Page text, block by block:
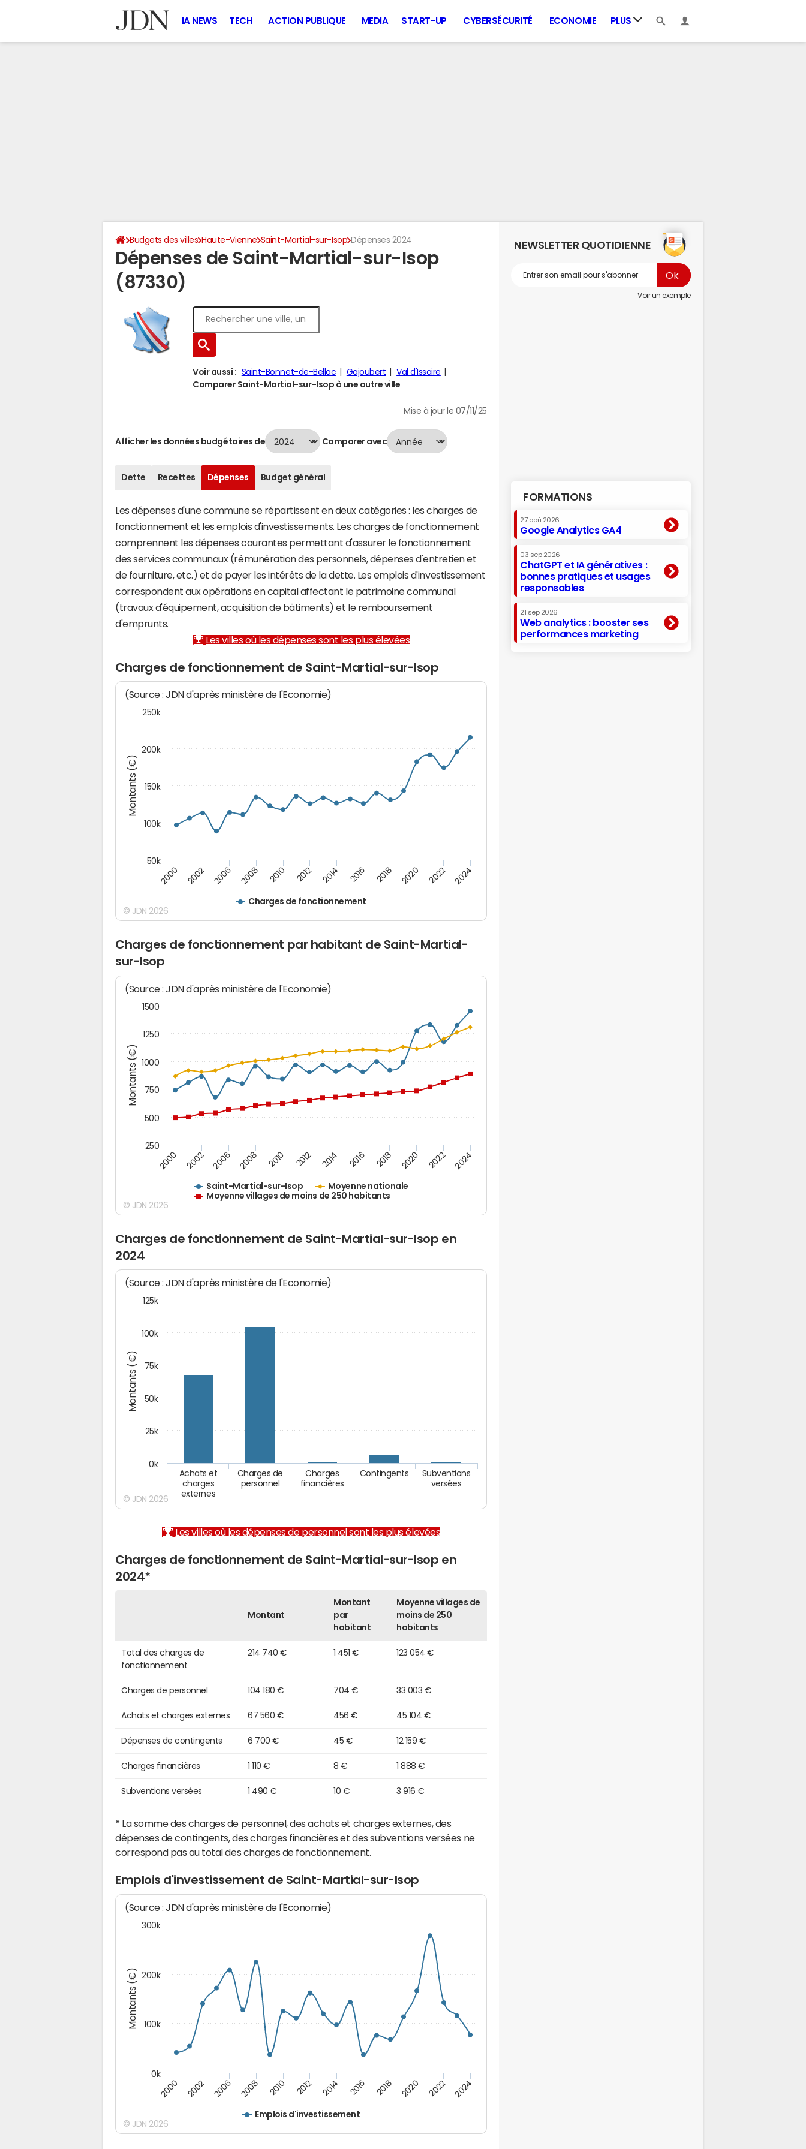
IA NEWS TECH ACTION PUBLIQUE MEDIA START-UP CYBERSÉCURITÉ ECONOMIE PLUS
Budgets des villes Haute-Vienne Saint-Martial-sur-Isop Dépenses 2024
Dépenses de Saint-Martial-sur-Isop
(87330)
Voir aussi : Saint-Bonnet-de-Bellac Gajoubert
Val d'Issoire
Comparer Saint-Martial-sur-Isop à une autre ville
Mise à jour le 07/11/25
Afficher les données budgétaires de Comparer avec
Dette Recettes Dépenses Budget général
Les dépenses d'une commune se répartissent en deux catégories : les charges de
fonctionnement et les emplois d'investissements. Les charges de fonctionnement
comprennent les dépenses courantes permettant d'assurer le fonctionnement
des services communaux (rémunération des personnels, dépenses d'entretien et
de fourniture, etc.) et de payer les intérêts de la dette. Les emplois d'investissement
correspondent aux opérations en capital affectant le patrimoine communal
(travaux d'équipement, acquisition de bâtiments) et le remboursement
d'emprunts.
Les villes où les dépenses sont les plus élevées
Charges de fonctionnement de Saint-Martial-sur-Isop
Montants (€)
(Source : JDN d'après ministère de l'Economie)
Charges de fonctionnement
2000 2002 2006 2008 2010 2012 2014 2016 2018 2020 2022 2024
100k
150k
200k
50k
250k
© JDN 2026
Charges de fonctionnement par habitant de Saint-Martial-
sur-Isop
Montants (€)
(Source : JDN d'après ministère de l'Economie)
Saint-Martial-sur-Isop
Moyenne nationale
Moyenne villages de moins de 250 habitants
2000 2002 2006 2008 2010 2012 2014 2016 2018 2020 2022 2024
250
500
750
1000
1250
1500
© JDN 2026
Charges de fonctionnement de Saint-Martial-sur-Isop en
2024
Montants (€)
(Source : JDN d'après ministère de l'Economie)
Achats et
charges
externes
Charges de
personnel
Charges
financières
Contingents
Subventions
versées
0k
25k
50k
75k
100k
125k
© JDN 2026
Les villes où les dépenses de personnel sont les plus élevées
Charges de fonctionnement de Saint-Martial-sur-Isop en
2024*
Montant
Montant
par
habitant
Moyenne villages de
moins de 250
habitants
Total des charges de
fonctionnement
214 740 € 1 451 € 123 054 €
Charges de personnel 104 180 € 704 € 33 003 €
Achats et charges externes 67 560 € 456 € 45 104 €
Dépenses de contingents 6 700 € 45 € 12 159 €
Charges financières 1 110 € 8 € 1 888 €
Subventions versées 1 490 € 10 € 3 916 €
* La somme des charges de personnel, des achats et charges externes, des
dépenses de contingents, des charges financières et des subventions versées ne
correspond pas au total des charges de fonctionnement.
Emplois d'investissement de Saint-Martial-sur-Isop
Montants (€)
(Source : JDN d'après ministère de l'Economie)
Emplois d'investissement
2000 2002 2006 2008 2010 2012 2014 2016 2018 2020 2022 2024
0k
100k
200k
300k
© JDN 2026
NEWSLETTER QUOTIDIENNE
Voir un exemple
FORMATIONS
27 aoû 2026
Google Analytics GA4
03 sep 2026
ChatGPT et IA génératives :
bonnes pratiques et usages
responsables
21 sep 2026
Web analytics : booster ses
performances marketing